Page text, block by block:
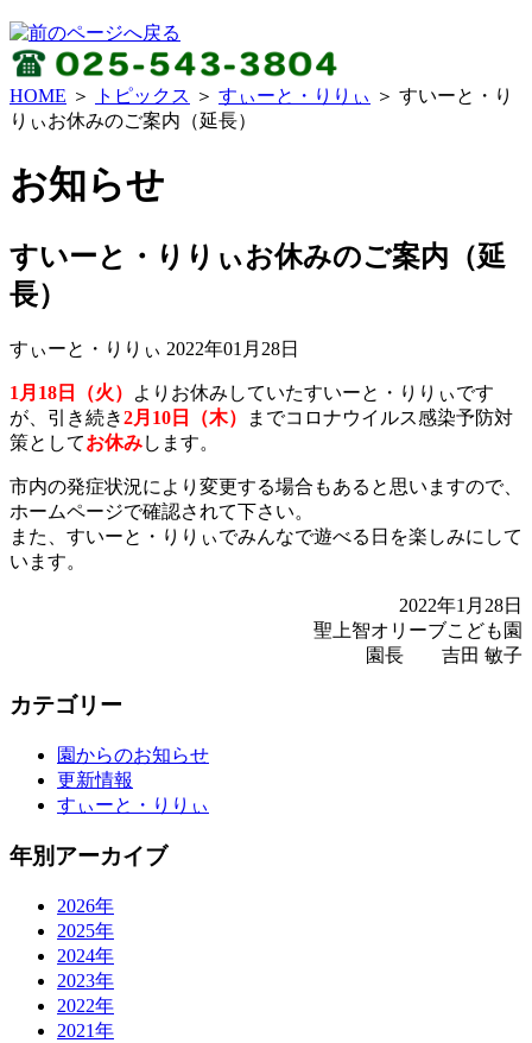
HOME ＞ トピックス ＞ すぃーと・りりぃ ＞ すいーと・り
りぃお休みのご案内（延長）
お知らせ
すいーと・りりぃお休みのご案内（延
長）
すぃーと・りりぃ 2022年01月28日
1月18日（火）
よりお休みしていたすいーと・りりぃです
が、引き続き2月10日（木）
までコロナウイルス感染予防対
策としてお休みします。
市内の発症状況により変更する場合もあると思いますので、
ホームページで確認されて下さい。
また、すいーと・りりぃでみんなで遊べる日を楽しみにして
います。
2022年1月28日
聖上智オリーブこども園
園長 吉田 敏子
カテゴリー
園からのお知らせ
更新情報
すぃーと・りりぃ
年別アーカイブ
2026年
2025年
2024年
2023年
2022年
2021年